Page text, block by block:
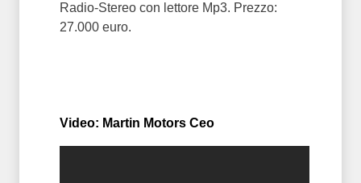
Radio-Stereo con lettore Mp3. Prezzo:
27.000 euro.
Video: Martin Motors Ceo